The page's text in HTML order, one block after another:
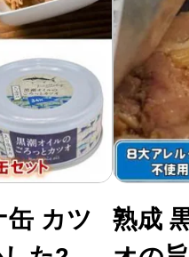
缶 カツ
熟成